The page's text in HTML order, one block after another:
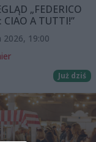
„FEDERICO
CIAO A TUTTI!”
2026, 19:00
Już dziś